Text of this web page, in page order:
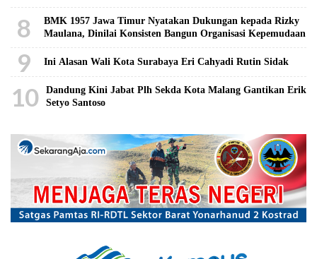
8
BMK 1957 Jawa Timur Nyatakan Dukungan kepada Rizky
Maulana, Dinilai Konsisten Bangun Organisasi Kepemudaan
9 Ini Alasan Wali Kota Surabaya Eri Cahyadi Rutin Sidak
10
Dandung Kini Jabat Plh Sekda Kota Malang Gantikan Erik
Setyo Santoso